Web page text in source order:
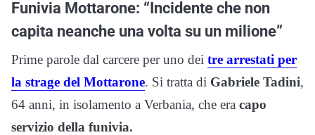
Funivia Mottarone: “Incidente che non
capita neanche una volta su un milione”
Prime parole dal carcere per uno dei tre arrestati per
la strage del Mottarone. Si tratta di Gabriele Tadini,
64 anni, in isolamento a Verbania, che era capo
servizio della funivia.